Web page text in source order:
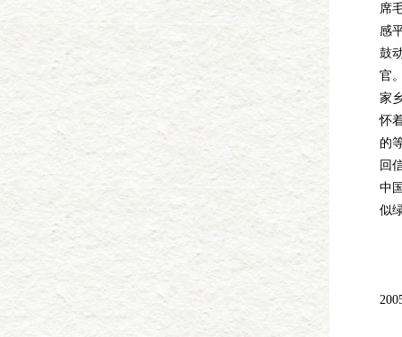
席
感
鼓
官
家
怀
的
回
中
似